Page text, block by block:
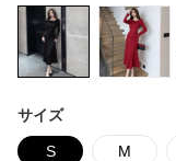
サイズ
S M